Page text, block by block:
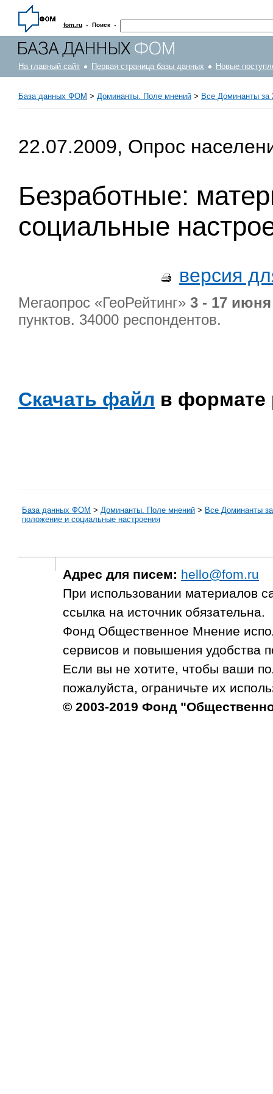
fom.ru · Поиск ·
На главный сайт Первая страница базы данных Новые
База данных ФОМ > Доминанты. Поле мнений > Все Доминанты за
22.07.2009, Опрос
Безработные:
социальные
версия
Мегаопрос «ГеоРейтинг» 3 - 17 июня
пунктов. 34000 респондентов.
Скачать файл в формате
База данных ФОМ > Доминанты. Поле мнений > Все Доминанты
положение и социальные настроения
Адрес для писем: hello@fom.ru
При использовании материалов
ссылка на источник обязательна.
Фонд Общественное Мнение
сервисов и повышения удобства
Если вы не хотите, чтобы ваши
пожалуйста, ограничьте их
© 2003-2019 Фонд